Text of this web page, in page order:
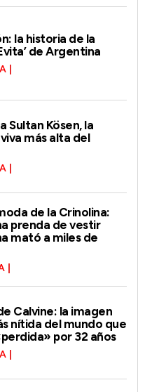
la historia de la
de Argentina
Sultan Kösen, la
más alta del
de la Crinolina:
prenda de vestir
mató a miles de
Calvine: la imagen
nítida del mundo que
por 32 años